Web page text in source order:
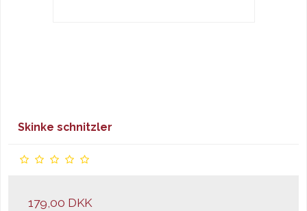
Skinke schnitzler
179,00 DKK